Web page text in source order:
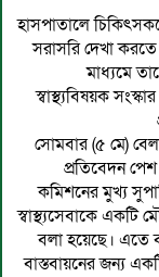
হাসপাতালে
সরাসরি দেখা
মাধ্যমে
স্বাস্থ্যবিষয়ক
সোমবার (৫ মে)
প্রতিবেদন পেশ
কমিশনের মুখ্য
স্বাস্থ্যসেবাকে একটি
বলা হয়েছে। এতে
বাস্তবায়নের জন্য